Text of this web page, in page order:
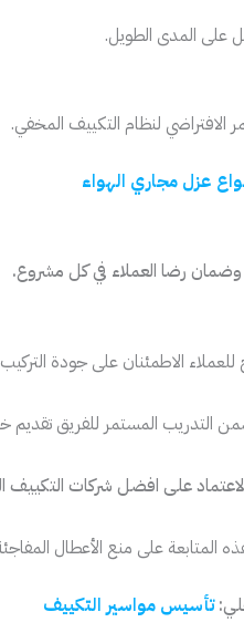
على المدى الطويل.
الافتراضي لنظام التكييف المخفي.
عزل مجاري الهواء
رضا العملاء في كل مشروع.
الاطمئنان على جودة
التدريب المستمر للفريق
على افضل شركات
المتابعة على منع الأعطال
تأسيس مواسير التكييف